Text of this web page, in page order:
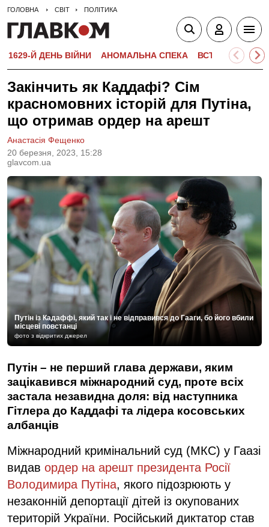
ГОЛОВНА СВІТ ПОЛІТИКА
1629-Й ДЕНЬ ВІЙНИ АНОМАЛЬНА СПЕКА ВСТУПНА
Закінчить як Каддафі? Сім
красномовних історій для Путіна,
що отримав ордер на арешт
20 березня, 2023, 15:28
glavcom.ua
Анастасія Фещенко
Путін із Кадаффі, який так і не відправився до Гааги, бо його вбили
місцеві повстанці
фото з відкритих джерел
Путін – не перший глава держави, яким
зацікавився міжнародний суд, проте всіх
застала незавидна доля: від наступника
Гітлера до Каддафі та лідера косовських
албанців
Міжнародний кримінальний суд (МКС) у Гаазі
видав ордер на арешт президента Росії
Володимира Путіна, якого підозрюють у
незаконній депортації дітей із окупованих
територій України. Російський диктатор став